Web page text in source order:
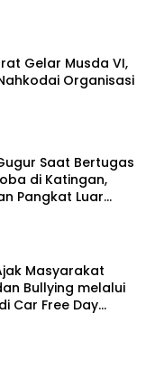
Gelar Musda VI,
Organisasi
Saat Bertugas
di Katingan,
Pangkat Luar
Masyarakat
Bullying melalui
Car Free Day